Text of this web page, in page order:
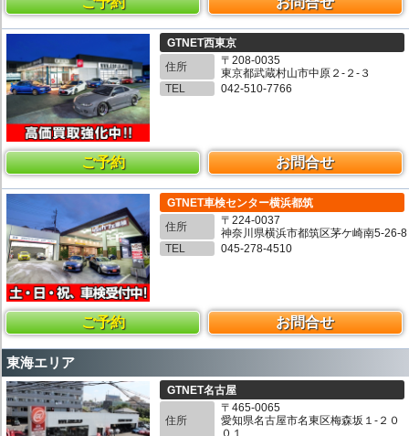
GTNET西東京
住所
〒208-0035
東京都武蔵村山市中原２-２-３
TEL
042-510-7766
ご予約 お問合せ
GTNET車検センター横浜都筑
住所
〒224-0037
神奈川県横浜市都筑区茅ケ崎南5-26-8
TEL
045-278-4510
ご予約 お問合せ
東海エリア
GTNET名古屋
住所
〒465-0065
愛知県名古屋市名東区梅森坂１-２０
０１